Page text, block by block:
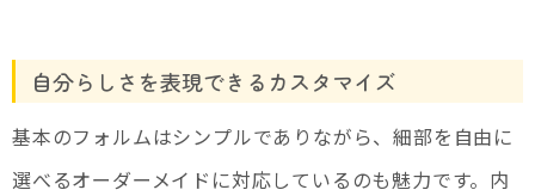
自分らしさを表現できるカスタマイズ
基本のフォルムはシンプルでありながら、細部を自由に
選べるオーダーメイドに対応しているのも魅力です。内